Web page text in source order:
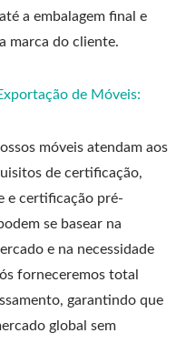
a embalagem final e
marca do cliente.
de Móveis:
móveis atendam aos
de certificação,
e certificação pré-
se basear na
e na necessidade
forneceremos total
garantindo que
global sem